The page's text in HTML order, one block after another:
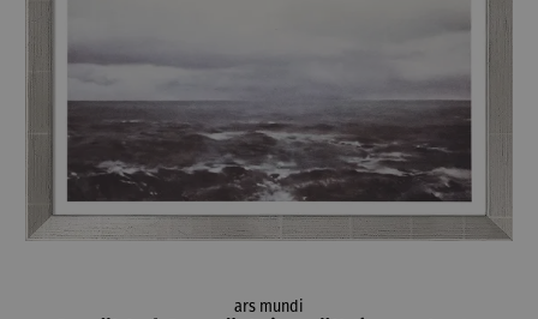
ars mundi